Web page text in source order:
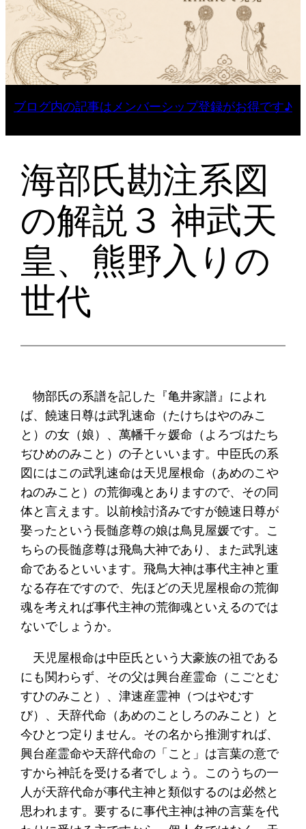
ブログ内の記事はメンバーシップ登録がお得です♪
海部氏勘注系図
の解説３ 神武天
皇、熊野入りの
世代
物部氏の系譜を記した『亀井家譜』によれ
ば、饒速日尊は武乳速命（たけちはやのみこ
と）の女（娘）、萬幡千ヶ媛命（よろづはたち
ぢひめのみこと）の子といいます。中臣氏の系
図にはこの武乳速命は天児屋根命（あめのこや
ねのみこと）の荒御魂とありますので、その同
体と言えます。以前検討済みですが饒速日尊が
娶ったという長髄彦尊の娘は鳥見屋媛です。こ
ちらの長髄彦尊は飛鳥大神であり、また武乳速
命であるといいます。飛鳥大神は事代主神と重
なる存在ですので、先ほどの天児屋根命の荒御
魂を考えれば事代主神の荒御魂といえるのでは
ないでしょうか。
天児屋根命は中臣氏という大豪族の祖である
にも関わらず、その父は興台産霊命（こごとむ
すひのみこと）、津速産霊神（つはやむす
び）、天辞代命（あめのことしろのみこと）と
今ひとつ定りません。その名から推測すれば、
興台産霊命や天辞代命の「こと」は言葉の意で
すから神託を受ける者でしょう。このうちの一
人が天辞代命が事代主神と類似するのは必然と
思われます。要するに事代主神は神の言葉を代